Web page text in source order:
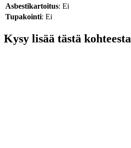
Asbestikartoitus: Ei
Tupakointi: Ei
Kysy lisää tästä kohteesta